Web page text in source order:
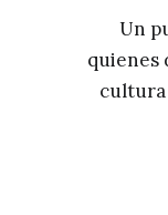
Un
quienes
cultura